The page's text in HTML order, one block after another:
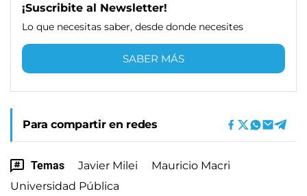
¡Suscribite al Newsletter!
Lo que necesitas saber, desde donde necesites
SABER MÁS
Para compartir en redes
Temas Javier Milei
Mauricio Macri
Universidad Pública